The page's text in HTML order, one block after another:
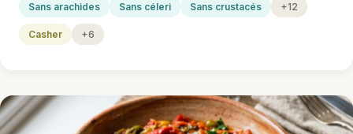
Sans arachides Sans céleri Sans crustacés +12
Casher +6